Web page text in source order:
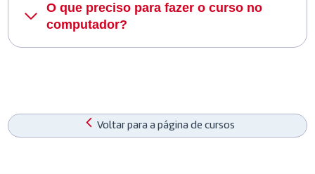
O que preciso para fazer o curso no
computador?
Voltar para a página de cursos